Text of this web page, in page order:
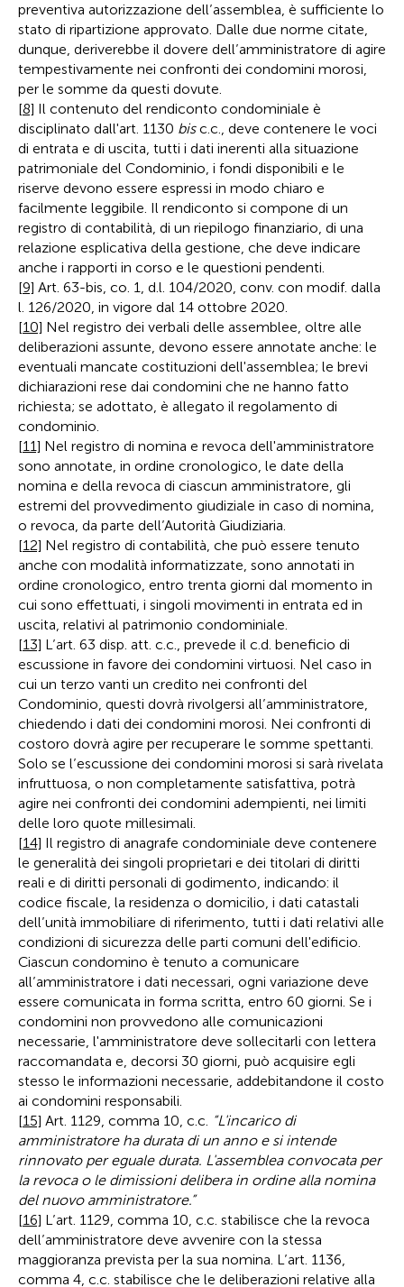
preventiva autorizzazione dell’assemblea, è sufficiente lo
stato di ripartizione approvato. Dalle due norme citate,
dunque, deriverebbe il dovere dell’amministratore di agire
tempestivamente nei confronti dei condomini morosi,
per le somme da questi dovute.
[8] Il contenuto del rendiconto condominiale è
disciplinato dall'art. 1130 bisc.c., deve contenere le voci
di entrata e di uscita, tutti i dati inerenti alla situazione
patrimoniale del Condominio, i fondi disponibili e le
riserve devono essere espressi in modo chiaro e
facilmente leggibile. Il rendiconto si compone di un
registro di contabilità, di un riepilogo finanziario, di una
relazione esplicativa della gestione, che deve indicare
anche i rapporti in corso e le questioni pendenti.
[9] Art. 63-bis, co. 1, d.l. 104/2020, conv. con modif. dalla
l. 126/2020, in vigore dal 14 ottobre 2020.
[10] Nel registro dei verbali delle assemblee, oltre alle
deliberazioni assunte, devono essere annotate anche: le
eventuali mancate costituzioni dell'assemblea; le brevi
dichiarazioni rese dai condomini che ne hanno fatto
richiesta; se adottato, è allegato il regolamento di
condominio.
[11] Nel registro di nomina e revoca dell'amministratore
sono annotate, in ordine cronologico, le date della
nomina e della revoca di ciascun amministratore, gli
estremi del provvedimento giudiziale in caso di nomina,
o revoca, da parte dell’Autorità Giudiziaria.
[12] Nel registro di contabilità, che può essere tenuto
anche con modalità informatizzate, sono annotati in
ordine cronologico, entro trenta giorni dal momento in
cui sono effettuati, i singoli movimenti in entrata ed in
uscita, relativi al patrimonio condominiale.
[13] L’art. 63 disp. att. c.c., prevede il c.d. beneficio di
escussione in favore dei condomini virtuosi. Nel caso in
cui un terzo vanti un credito nei confronti del
Condominio, questi dovrà rivolgersi all’amministratore,
chiedendo i dati dei condomini morosi. Nei confronti di
costoro dovrà agire per recuperare le somme spettanti.
Solo se l’escussione dei condomini morosi si sarà rivelata
infruttuosa, o non completamente satisfattiva, potrà
agire nei confronti dei condomini adempienti, nei limiti
delle loro quote millesimali.
[14] Il registro di anagrafe condominiale deve contenere
le generalità dei singoli proprietari e dei titolari di diritti
reali e di diritti personali di godimento, indicando: il
codice fiscale, la residenza o domicilio, i dati catastali
dell’unità immobiliare di riferimento, tutti i dati relativi alle
condizioni di sicurezza delle parti comuni dell'edificio.
Ciascun condomino è tenuto a comunicare
all’amministratore i dati necessari, ogni variazione deve
essere comunicata in forma scritta, entro 60 giorni. Se i
condomini non provvedono alle comunicazioni
necessarie, l'amministratore deve sollecitarli con lettera
raccomandata e, decorsi 30 giorni, può acquisire egli
stesso le informazioni necessarie, addebitandone il costo
ai condomini responsabili.
[15] Art. 1129, comma 10, c.c. “L'incarico di
amministratore ha durata di un anno e si intende
rinnovato per eguale durata. L'assemblea convocata per
la revoca o le dimissioni delibera in ordine alla nomina
del nuovo amministratore.”
[16] L’art. 1129, comma 10, c.c. stabilisce che la revoca
dell’amministratore deve avvenire con la stessa
maggioranza prevista per la sua nomina. L’art. 1136,
comma 4, c.c. stabilisce che le deliberazioni relative alla